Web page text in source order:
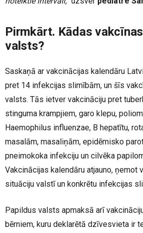
Pirmkārt. Kādas
valsts?
Saskaņā ar vakcinācijas kalendāru
pret 14 infekcijas slimībām, un šīs
valsts. Tās ietver vakcināciju pret
stinguma krampjiem, garo klepu,
Haemophilus influenzae, B hepatītu,
masalām, masaliņām, epidēmisko
pneimokoka infekciju un cilvēka
Vakcinācijas kalendāru atjauno, ņemot
situāciju valstī un konkrētu infekcijas
Papildus valsts apmaksā arī
bērniem, kuru deklarētā dzīvesvieta ir